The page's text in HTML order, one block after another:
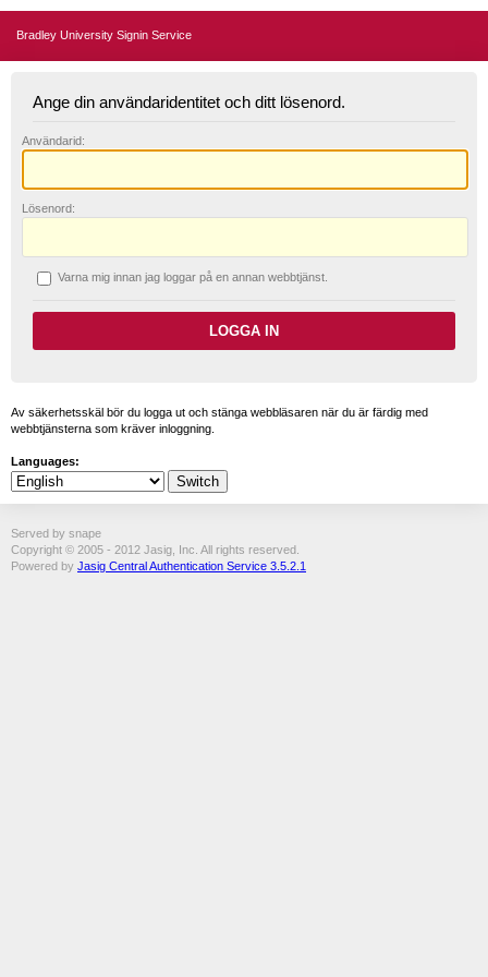
Bradley University Signin Service
Ange din användaridentitet och ditt lösenord.
Användarid:
L ösenord:
Varna mig innan jag loggar på en annan webbtjänst.
Av säkerhetsskäl bör du logga ut och stänga webbläsaren när du är färdig med
webbtjänsterna som kräver inloggning.
Languages:
Served by snape
Copyright © 2005 - 2012 Jasig, Inc. All rights reserved.
Powered by Jasig Central Authentication Service 3.5.2.1